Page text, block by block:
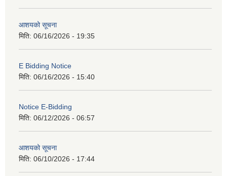
आशयको सूचना
मिति: 06/16/2026 - 19:35
E Bidding Notice
मिति: 06/16/2026 - 15:40
Notice E-Bidding
मिति: 06/12/2026 - 06:57
आशयको सूचना
मिति: 06/10/2026 - 17:44